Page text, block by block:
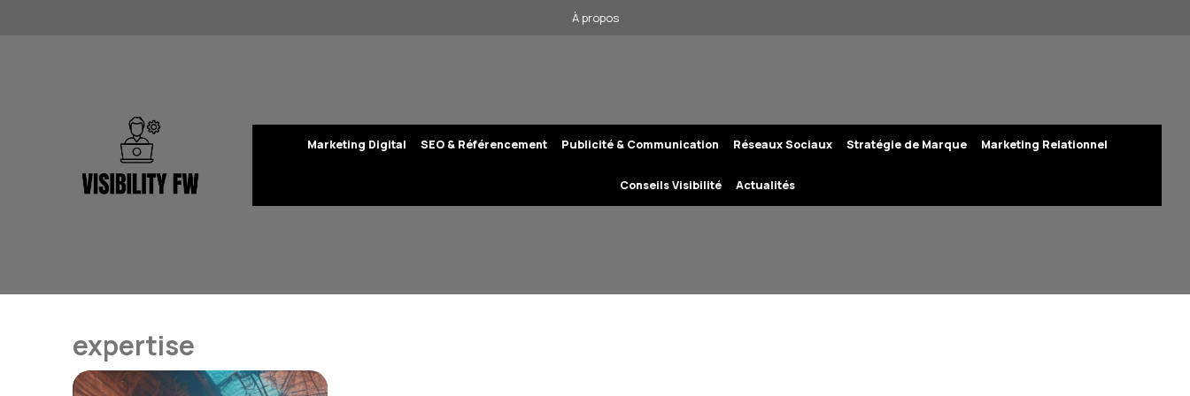
À propos
Marketing Digital SEO & Référencement Publicité & Communication Réseaux Sociaux Stratégie de Marque Marketing Relationnel
Conseils Visibilité Actualités
expertise